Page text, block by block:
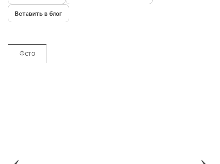
Вставить в блог
Фото